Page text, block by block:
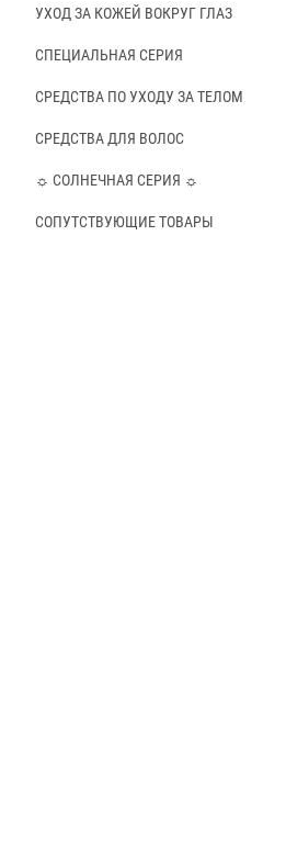
УХОД ЗА КОЖЕЙ ВОКРУГ ГЛАЗ
СПЕЦИАЛЬНАЯ СЕРИЯ
СРЕДСТВА ПО УХОДУ ЗА ТЕЛОМ
СРЕДСТВА ДЛЯ ВОЛОС
☼ СОЛНЕЧНАЯ СЕРИЯ ☼
СОПУТСТВУЮЩИЕ ТОВАРЫ